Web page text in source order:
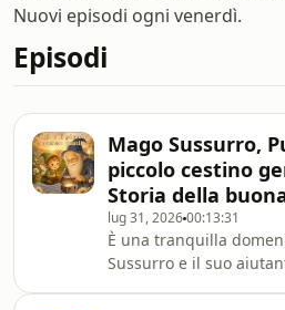
Nuovi episodi ogni venerdì.
Episodi
Mago Sussurro,
piccolo cestino
Storia della
lug 31, 202600:13:31
È una tranquilla
Sussurro e il suo